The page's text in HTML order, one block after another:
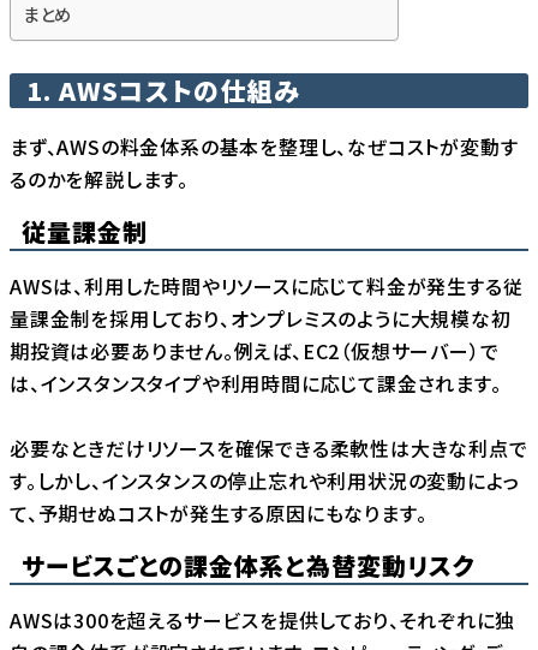
まとめ
1. AWSコストの仕組み
まず、AWSの料金体系の基本を整理し、なぜコストが変動す
るのかを解説します。
従量課金制
AWSは、利用した時間やリソースに応じて料金が発生する従
量課金制を採用しており、オンプレミスのように大規模な初
期投資は必要ありません。例えば、EC2（仮想サーバー）で
は、インスタンスタイプや利用時間に応じて課金されます。
必要なときだけリソースを確保できる柔軟性は大きな利点で
す。しかし、インスタンスの停止忘れや利用状況の変動によっ
て、予期せぬコストが発生する原因にもなります。
サービスごとの課金体系と為替変動リスク
AWSは300を超えるサービスを提供しており、それぞれに独